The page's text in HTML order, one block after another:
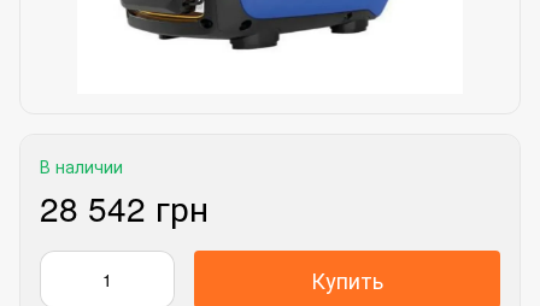
В наличии
28 542 грн
Купить